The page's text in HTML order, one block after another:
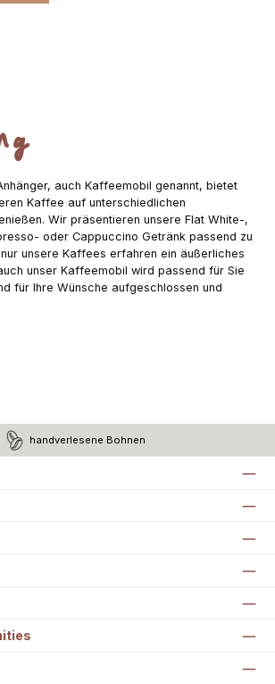
auch Kaffeemobil genannt, bietet
Kaffee auf unterschiedlichen
Wir präsentieren unsere Flat White-,
oder Cappuccino Getränk passend zu
unsere Kaffees erfahren ein äußerliches
unser Kaffeemobil wird passend für Sie
für Ihre Wünsche aufgeschlossen und
handverlesene Bohnen